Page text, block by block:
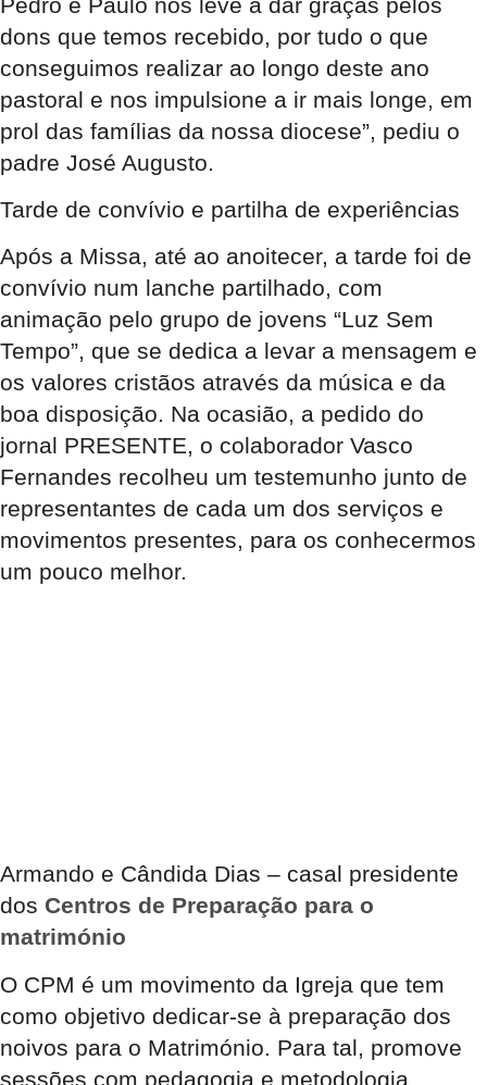
dons que temos recebido, por tudo o que
conseguimos realizar ao longo deste ano
pastoral e nos impulsione a ir mais longe, em
prol das famílias da nossa diocese”, pediu o
padre José Augusto.
Tarde de convívio e partilha de experiências
Após a Missa, até ao anoitecer, a tarde foi de
convívio num lanche partilhado, com
animação pelo grupo de jovens “Luz Sem
Tempo”, que se dedica a levar a mensagem e
os valores cristãos através da música e da
boa disposição. Na ocasião, a pedido do
jornal PRESENTE, o colaborador Vasco
Fernandes recolheu um testemunho junto de
representantes de cada um dos serviços e
movimentos presentes, para os conhecermos
um pouco melhor.
Armando e Cândida Dias – casal presidente
dos Centros de Preparação para o
matrimónio
O CPM é um movimento da Igreja que tem
como objetivo dedicar-se à preparação dos
noivos para o Matrimónio. Para tal, promove
sessões com pedagogia e metodologia